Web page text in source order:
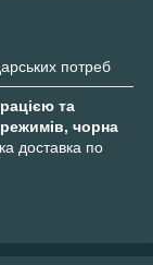
потреб
та
чорна
доставка по